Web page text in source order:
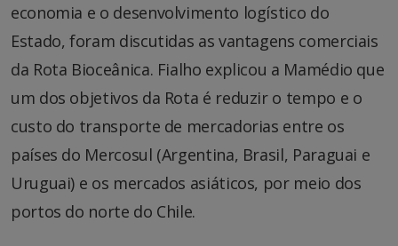
economia e o desenvolvimento logístico do
Estado, foram discutidas as vantagens comerciais
da Rota Bioceânica. Fialho explicou a Mamédio que
um dos objetivos da Rota é reduzir o tempo e o
custo do transporte de mercadorias entre os
países do Mercosul (Argentina, Brasil, Paraguai e
Uruguai) e os mercados asiáticos, por meio dos
portos do norte do Chile.